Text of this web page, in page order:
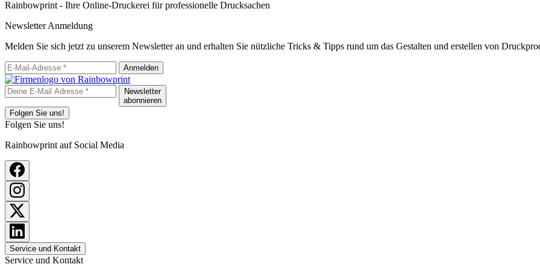
Rainbowprint - Ihre Online-Druckerei für professionelle Drucksachen
Newsletter Anmeldung
Melden Sie sich jetzt zu unserem Newsletter an und erhalten Sie nützliche Tricks & Tipps rund um das Gestalten und erstellen von
Anmelden
Newsletter
abonnieren
Folgen Sie uns!
Folgen Sie uns!
Rainbowprint auf Social Media
Service und Kontakt
Service und Kontakt